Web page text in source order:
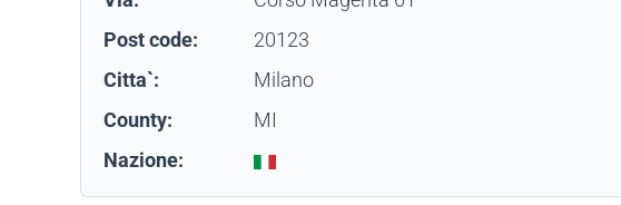
Post code:
20123
Citta`:
Milano
County:
MI
Nazione: